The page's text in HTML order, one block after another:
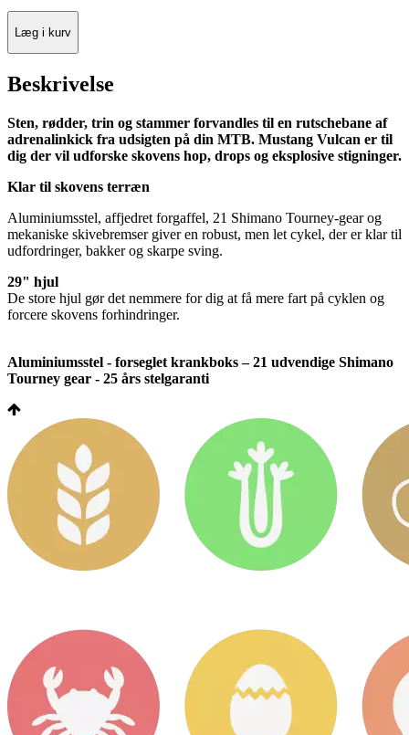
Læg i kurv
Beskrivelse
Sten, rødder, trin og stammer forvandles til en rutschebane af
adrenalinkick fra udsigten på din MTB. Mustang Vulcan er til
dig der vil udforske skovens hop, drops og eksplosive stigninger.
Klar til skovens terræn
Aluminiumsstel, affjedret forgaffel, 21 Shimano Tourney-gear og
mekaniske skivebremser giver en robust, men let cykel, der er klar til
udfordringer, bakker og skarpe sving.
29" hjul
De store hjul gør det nemmere for dig at få mere fart på cyklen og
forcere skovens forhindringer.
Aluminiumsstel - forseglet krankboks – 21 udvendige Shimano
Tourney gear - 25 års stelgaranti